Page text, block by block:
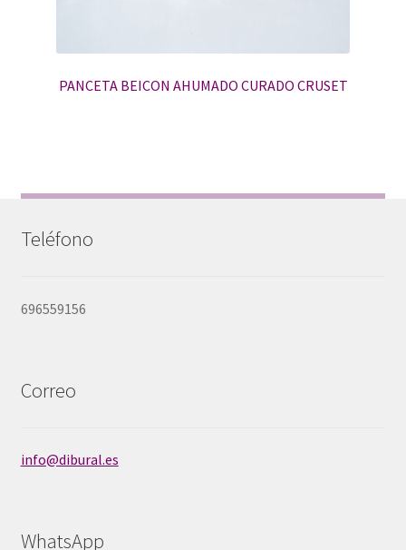
PANCETA BEICON AHUMADO CURADO CRUSET
Teléfono
696559156
Correo
info@dibural.es
WhatsApp